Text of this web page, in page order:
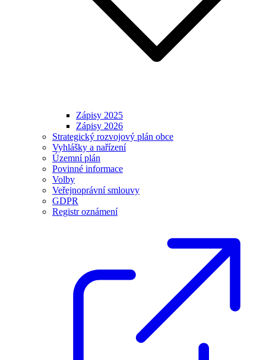
Zápisy 2025
Zápisy 2026
Strategický rozvojový plán obce
Vyhlášky a nařízení
Územní plán
Povinné informace
Volby
Veřejnoprávní smlouvy
GDPR
Registr oznámení